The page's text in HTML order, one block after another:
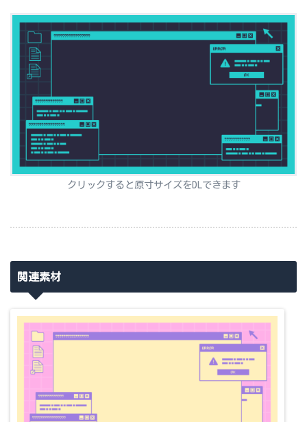
クリックすると原寸サイズをDLできます
関連素材